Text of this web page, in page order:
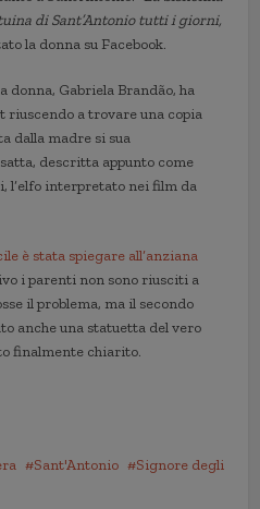
di Sant’Antonio tutti i giorni,
la donna su Facebook.
donna, Gabriela Brandão, ha
a trovare una copia
dalla madre si sua
descritta appunto come
l’elfo interpretato nei film da
è stata spiegare all’anziana
i parenti non sono riusciti a
il problema, ma il secondo
anche una statuetta del vero
finalmente chiarito.
Sant'Antonio
Signore degli